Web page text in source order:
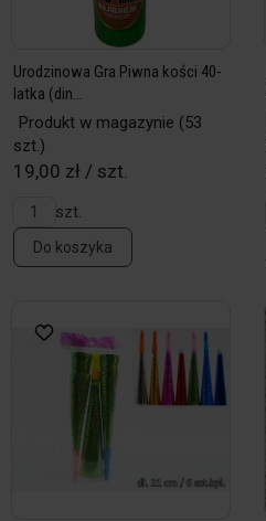
Urodzinowa Gra Piwna kości 40-
latka (din...
Produkt w magazynie (53
szt.)
19,00 zł / szt.
szt.
Do koszyka